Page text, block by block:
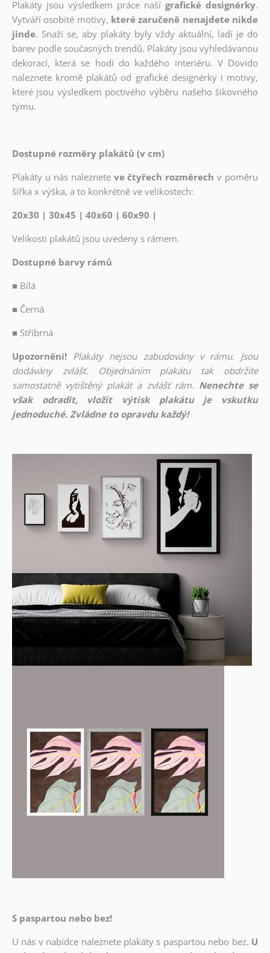
Plakáty jsou výsledkem práce naší grafické designérky.
Vytváří osobité motivy, které zaručeně nenajdete nikde
jinde. Snaží se, aby plakáty byly vždy aktuální, ladí je do
barev podle současných trendů. Plakáty jsou vyhledávanou
dekorací, která se hodí do každého interiéru. V Dovido
naleznete kromě plakátů od grafické designérky i motivy,
které jsou výsledkem poctivého výběru našeho šikovného
týmu.
Dostupné rozměry plakátů (v cm)
Plakáty u nás naleznete ve čtyřech rozměrech v poměru
šířka x výška, a to konkrétně ve velikostech:
20x30 | 30x45 | 40x60 | 60x90 |
Velikosti plakátů jsou uvedeny s rámem.
Dostupné barvy rámů
■ Bílá
■ Černá
■ Stříbrná
Upozornění! Plakáty nejsou zabudovány v rámu. Jsou
dodávány zvlášť. Objednáním plakátu tak obdržíte
samostatně vytištěný plakát a zvlášť rám. Nenechte se
však odradit, vložit výtisk plakátu je vskutku
jednoduché. Zvládne to opravdu každý!
S paspartou nebo bez!
U nás v nabídce naleznete plakáty s paspartou nebo bez. U